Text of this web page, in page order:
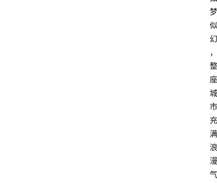
梦
似
幻
，
整
座
城
市
充
满
浪
漫
气